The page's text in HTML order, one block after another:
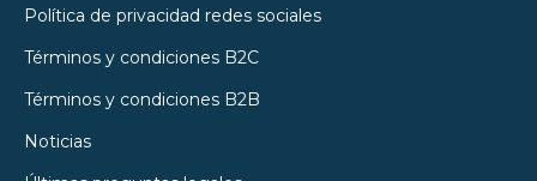
Política de privacidad redes sociales
Términos y condiciones B2C
Términos y condiciones B2B
Noticias